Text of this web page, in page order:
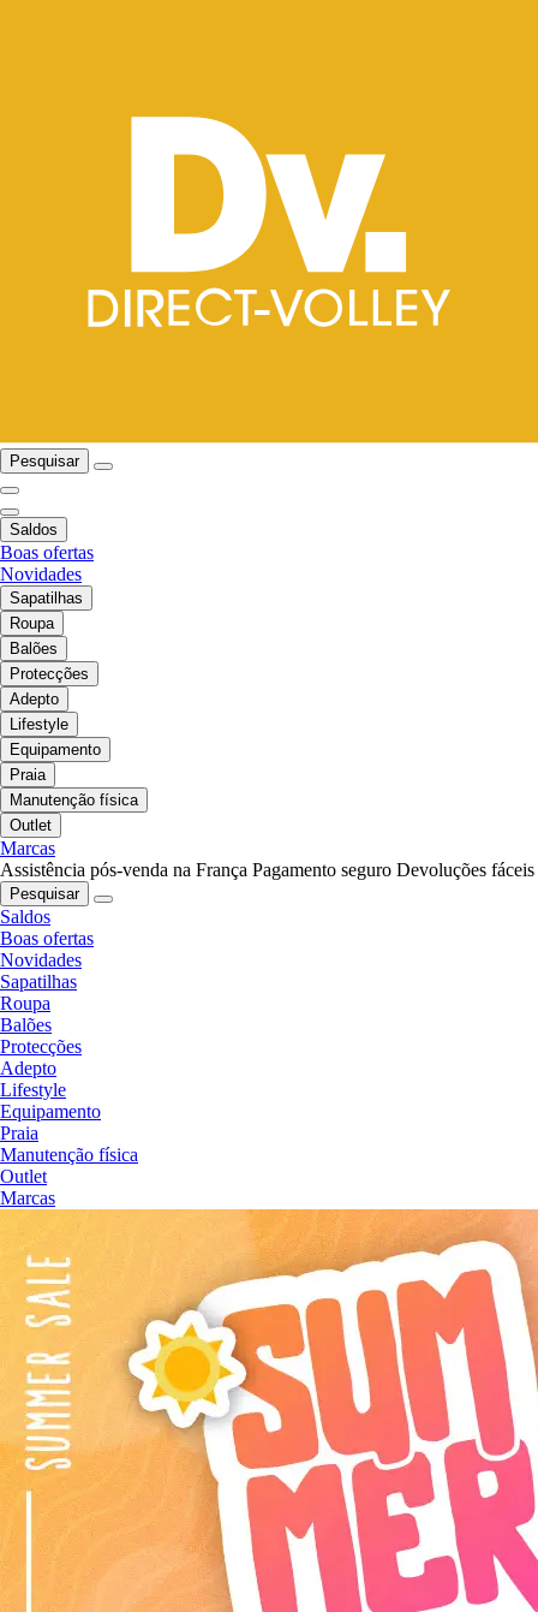
Pesquisar
Saldos
Boas ofertas
Novidades
Sapatilhas
Roupa
Balões
Protecções
Adepto
Lifestyle
Equipamento
Praia
Manutenção física
Outlet
Marcas
Assistência pós-venda na França Pagamento seguro Devoluções fáceis
Pesquisar
Saldos
Boas ofertas
Novidades
Sapatilhas
Roupa
Balões
Protecções
Adepto
Lifestyle
Equipamento
Praia
Manutenção física
Outlet
Marcas